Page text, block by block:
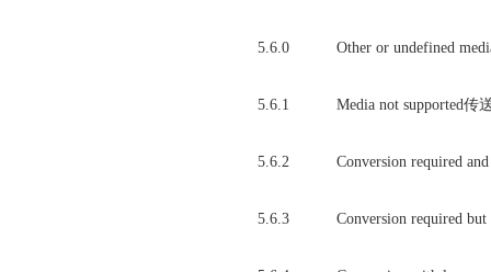
5.6.0 Other or undefined
5.6.1 Media not supported
5.6.2 Conversion required
5.6.3 Conversion required